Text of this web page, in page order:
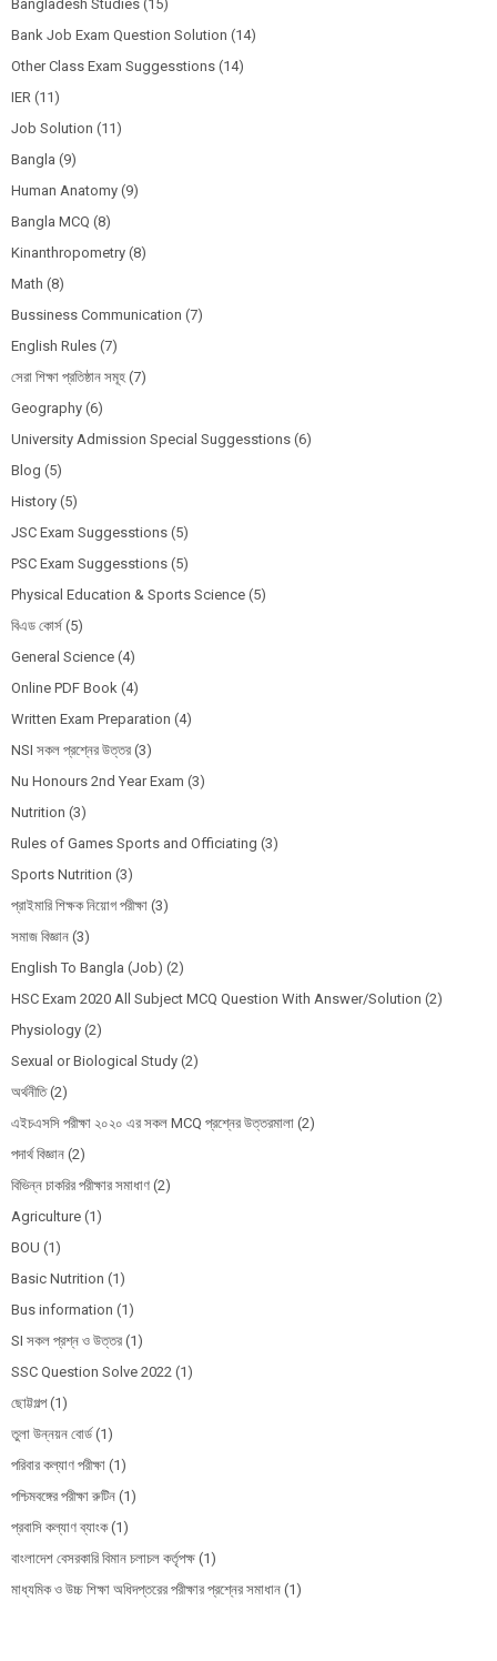
Bangladesh Studies (15)
Bank Job Exam Question Solution (14)
Other Class Exam Suggesstions (14)
IER (11)
Job Solution (11)
Bangla (9)
Human Anatomy (9)
Bangla MCQ (8)
Kinanthropometry (8)
Math (8)
Bussiness Communication (7)
English Rules (7)
সেরা শিক্ষা প্রতিষ্ঠান সমূহ (7)
Geography (6)
University Admission Special Suggesstions (6)
Blog (5)
History (5)
JSC Exam Suggesstions (5)
PSC Exam Suggesstions (5)
Physical Education & Sports Science (5)
বিএড কোর্স (5)
General Science (4)
Online PDF Book (4)
Written Exam Preparation (4)
NSI সকল প্রশ্নের উত্তর (3)
Nu Honours 2nd Year Exam (3)
Nutrition (3)
Rules of Games Sports and Officiating (3)
Sports Nutrition (3)
প্রাইমারি শিক্ষক নিয়োগ পরীক্ষা (3)
সমাজ বিজ্ঞান (3)
English To Bangla (Job) (2)
HSC Exam 2020 All Subject MCQ Question With Answer/Solution (2)
Physiology (2)
Sexual or Biological Study (2)
অর্থনীতি (2)
এইচএসসি পরীক্ষা ২০২০ এর সকল MCQ প্রশ্নের উত্তরমালা (2)
পদার্থ বিজ্ঞান (2)
বিভিন্ন চাকরির পরীক্ষার সমাধাণ (2)
Agriculture (1)
BOU (1)
Basic Nutrition (1)
Bus information (1)
SI সকল প্রশ্ন ও উত্তর (1)
SSC Question Solve 2022 (1)
ছোট্টগল্প (1)
তুলা উন্নয়ন বোর্ড (1)
পরিবার কল্যাণ পরীক্ষা (1)
পশ্চিমবঙ্গের পরীক্ষা রুটিন (1)
প্রবাসি কল্যাণ ব্যাংক (1)
বাংলাদেশ বেসরকারি বিমান চলাচল কর্তৃপক্ষ (1)
মাধ্যমিক ও উচ্চ শিক্ষা অধিদপ্তরের পরীক্ষার প্রশ্নের সমাধান (1)